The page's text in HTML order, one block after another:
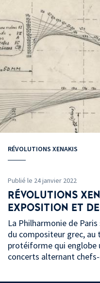
RÉVOLUTIONS XENAKIS
Publié le 24 janvier 2022
RÉVOLUTIONS
EXPOSITION ET
La Philharmonie de
du compositeur grec, au
protéiforme qui englobe
concerts alternant